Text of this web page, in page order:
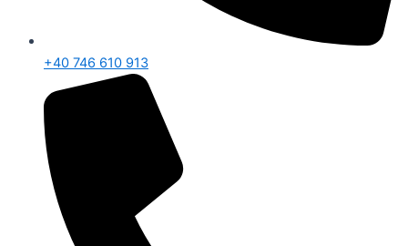
+40 746 610 913